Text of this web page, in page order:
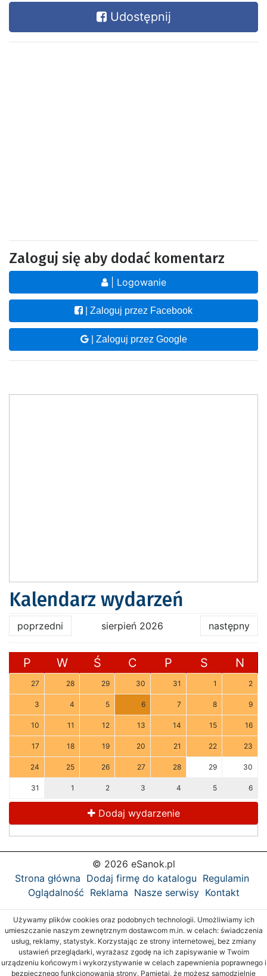
Udostępnij
Zaloguj się aby dodać komentarz
| Logowanie
| Zaloguj przez Facebook
| Zaloguj przez Google
Kalendarz wydarzeń
poprzedni sierpień 2026 następny
P W Ś C P S N
27 28 29 30 31 1 2
3 4 5 6 7 8 9
10 11 12 13 14 15 16
17 18 19 20 21 22 23
24 25 26 27 28 29 30
31 1 2 3 4 5 6
Dodaj wydarzenie
© 2026 eSanok.pl
Strona główna Dodaj firmę do katalogu Regulamin
Oglądalność Reklama Nasze serwisy Kontakt
Używamy plików cookies oraz podobnych technologii. Umożliwiamy ich
umieszczanie naszym zewnętrznym dostawcom m.in. w celach: świadczenia
usług, reklamy, statystyk. Korzystając ze strony internetowej, bez zmiany
ustawień przeglądarki, wyrażasz zgodę na ich zapisywanie w Twoim
urządzeniu końcowym i wykorzystywanie w celach zapewnienia poprawnego i
bezpiecznego funkcjonowania strony. Pamiętaj, że możesz samodzielnie